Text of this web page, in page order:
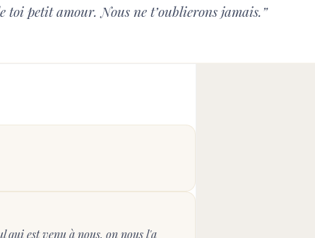
petit amour. Nous ne t’oublierons jamais.”
qui est venu à nous, on nous l'a